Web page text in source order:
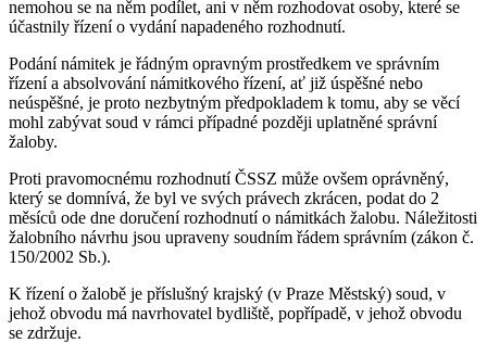
nemohou se na něm podílet, ani v něm rozhodovat osoby, které se
účastnily řízení o vydání napadeného rozhodnutí.
Podání námitek je řádným opravným prostředkem ve správním
řízení a absolvování námitkového řízení, ať již úspěšné nebo
neúspěšné, je proto nezbytným předpokladem k tomu, aby se věcí
mohl zabývat soud v rámci případné později uplatněné správní
žaloby.
Proti pravomocnému rozhodnutí ČSSZ může ovšem oprávněný,
který se domnívá, že byl ve svých právech zkrácen, podat do 2
měsíců ode dne doručení rozhodnutí o námitkách žalobu. Náležitosti
žalobního návrhu jsou upraveny soudním řádem správním (zákon č.
150/2002 Sb.).
K řízení o žalobě je příslušný krajský (v Praze Městský) soud, v
jehož obvodu má navrhovatel bydliště, popřípadě, v jehož obvodu
se zdržuje.